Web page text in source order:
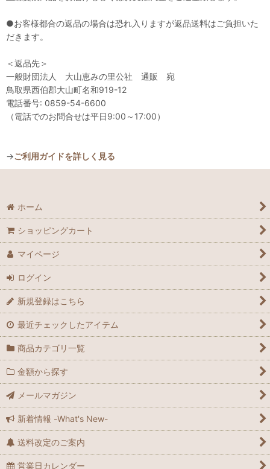
●お客様都合の返品の場合は恐れ入りますが返品送料はご負担いた
だきます。
＜返品先＞
一般財団法人 大山恵みの里公社 通販 宛
鳥取県西伯郡大山町名和919-12
電話番号: 0859-54-6600
（電話でのお問合せは平日9:00～17:00）
→ご利用ガイドを詳しく見る
ホーム
ショッピングカート
マイページ
ログイン
新規登録はこちら
最近チェックしたアイテム
商品カテゴリ一覧
金額から探す
メールマガジン
新着情報 -What's New-
送料改定のご案内
営業日カレンダー